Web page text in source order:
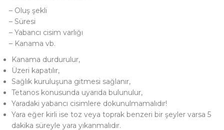
– Oluş şekli
– Süresi
– Yabancı cisim varlığı
– Kanama vb.
Kanama durdurulur,
Üzeri kapatılır,
Sağlık kuruluşuna gitmesi sağlanır,
Tetanos konusunda uyarıda bulunulur,
Yaradaki yabancı cisimlere dokunulmamalıdır!
Yara eğer kirli ise toz veya toprak benzeri bir şeyler varsa 5
dakika süreyle yara yıkanmalıdır.